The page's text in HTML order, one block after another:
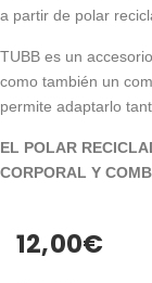
a partir de polar
TUBB es un
como también un
permite adaptarlo
EL POLAR
CORPORAL Y
12,00€